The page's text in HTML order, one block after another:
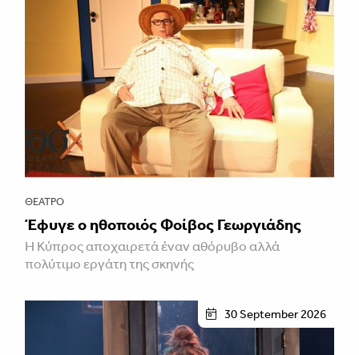
ΘΈΑΤΡΟ
Έφυγε ο ηθοποιός Φοίβος Γεωργιάδης
Η Κύπρος αποχαιρετά έναν αθόρυβο αλλά
πολύτιμο εργάτη της σκηνής
30 September 2026